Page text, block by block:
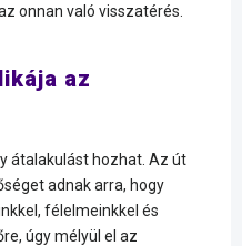
onnan való visszatérés.
az
átalakulást hozhat. Az út
adnak arra, hogy
félelmeinkkel és
úgy mélyül el az